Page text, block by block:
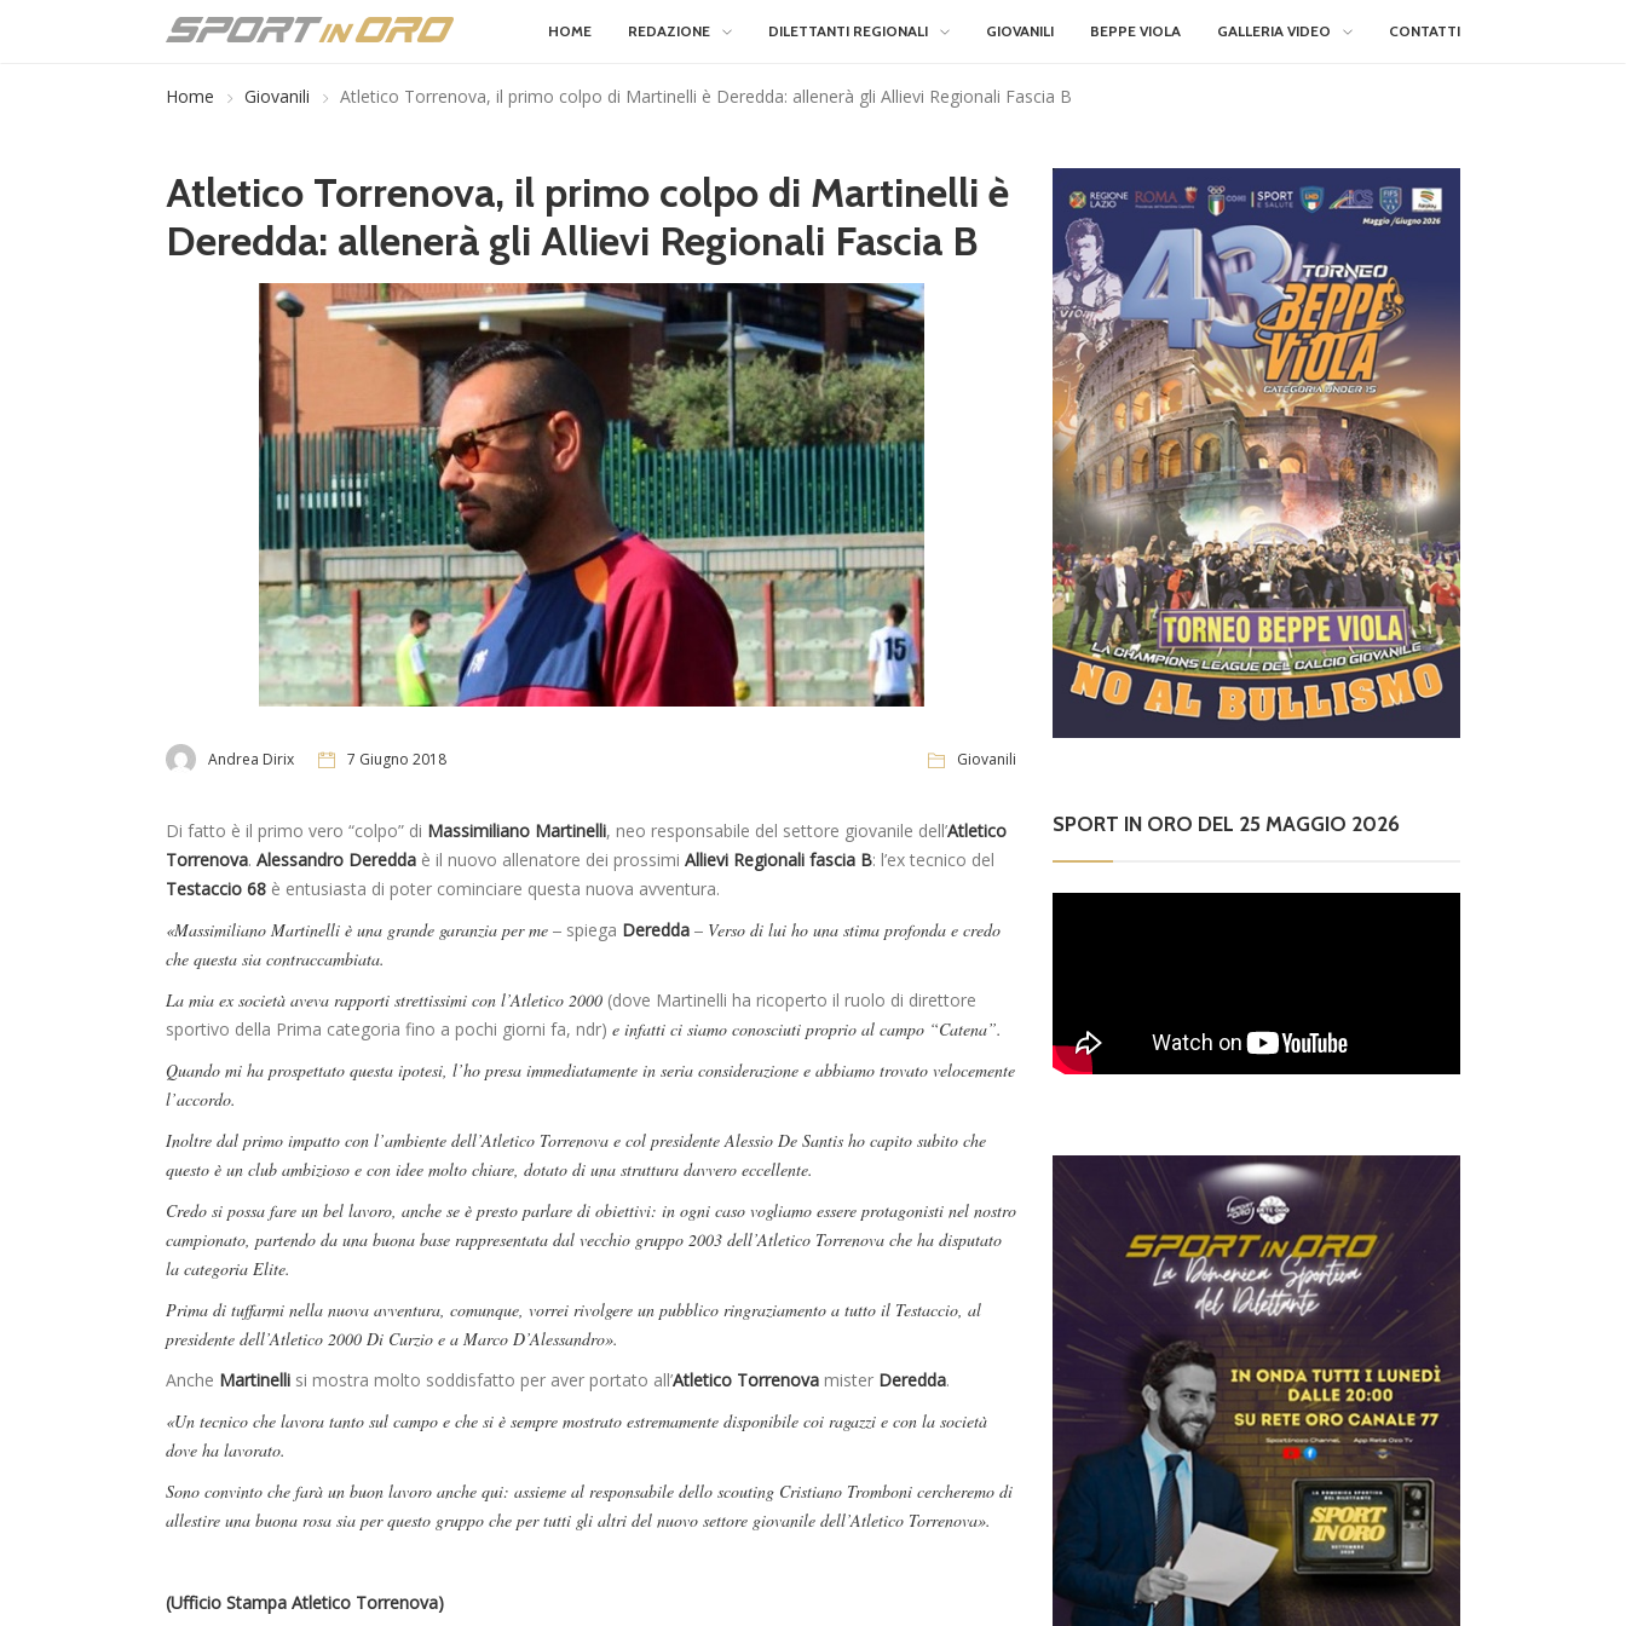
HOME REDAZIONE DILETTANTI REGIONALI GIOVANILI BEPPE VIOLA GALLERIA VIDEO CONTATTI
Home Giovanili Atletico Torrenova, il primo colpo di Martinelli è Deredda: allenerà gli Allievi Regionali Fascia B
Atletico Torrenova, il primo colpo di Martinelli è
Deredda: allenerà gli Allievi Regionali Fascia B
Andrea Dirix 7 Giugno 2018 Giovanili
Di fatto è il primo vero “colpo” di Massimiliano Martinelli, neo responsabile del settore giovanile dell’Atletico
Torrenova. Alessandro Deredda è il nuovo allenatore dei prossimi Allievi Regionali fascia B: l’ex tecnico del
Testaccio 68 è entusiasta di poter cominciare questa nuova avventura.
«Massimiliano Martinelli è una grande garanzia per me – spiega Deredda – Verso di lui ho una stima profonda e credo
che questa sia contraccambiata.
La mia ex società aveva rapporti strettissimi con l’Atletico 2000 (dove Martinelli ha ricoperto il ruolo di direttore
sportivo della Prima categoria fino a pochi giorni fa, ndr) e infatti ci siamo conosciuti proprio al campo “Catena”.
Quando mi ha prospettato questa ipotesi, l’ho presa immediatamente in seria considerazione e abbiamo trovato velocemente
l’accordo.
Inoltre dal primo impatto con l’ambiente dell’Atletico Torrenova e col presidente Alessio De Santis ho capito subito che
questo è un club ambizioso e con idee molto chiare, dotato di una struttura davvero eccellente.
Credo si possa fare un bel lavoro, anche se è presto parlare di obiettivi: in ogni caso vogliamo essere protagonisti nel nostro
campionato, partendo da una buona base rappresentata dal vecchio gruppo 2003 dell’Atletico Torrenova che ha disputato
la categoria Elite.
Prima di tuffarmi nella nuova avventura, comunque, vorrei rivolgere un pubblico ringraziamento a tutto il Testaccio, al
presidente dell’Atletico 2000 Di Curzio e a Marco D’Alessandro».
Anche Martinelli si mostra molto soddisfatto per aver portato all’Atletico Torrenova mister Deredda.
«Un tecnico che lavora tanto sul campo e che si è sempre mostrato estremamente disponibile coi ragazzi e con la società
dove ha lavorato.
Sono convinto che farà un buon lavoro anche qui: assieme al responsabile dello scouting Cristiano Tromboni cercheremo di
allestire una buona rosa sia per questo gruppo che per tutti gli altri del nuovo settore giovanile dell’Atletico Torrenova».
(Ufficio Stampa Atletico Torrenova)
SPORT IN ORO DEL 25 MAGGIO 2026